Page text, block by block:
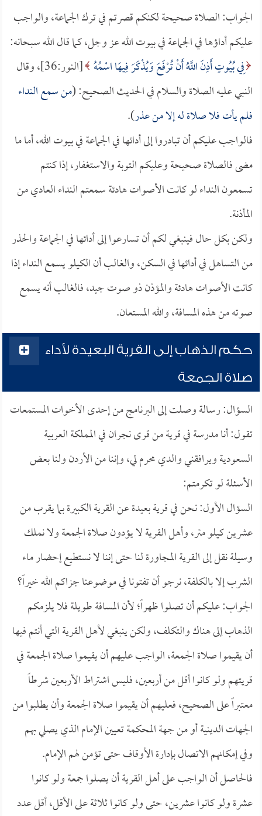
الجواب: الصلاة صحيحة لكنكم قصرتم في ترك الجماعة، والواجب
عليكم أداؤها في الجماعة في بيوت الله عز وجل، كما قال الله سبحانه:
فِي بُيُوتٍ أَذِنَ اللَّهُ أَنْ تُرْفَعَ وَيُذْكَرَ فِيهَا اسْمُهُ
[النور:36]، وقال
النبي عليه الصلاة والسلام في الحديث الصحيح: (من سمع النداء
فلم يأت فلا صلاة له إلا من عذر).
فالواجب عليكم أن تبادروا إلى أدائها في الجماعة في بيوت الله، أما ما
مضى فالصلاة صحيحة وعليكم التوبة والاستغفار، إذا كنتم
تسمعون النداء لو كانت الأصوات هادئة سمعتم النداء العادي من
المأذنة.
ولكن بكل حال فينبغي لكم أن تسارعوا إلى أدائها في الجماعة والحذر
من التساهل في أدائها في السكن، والغالب أن الكيلو يسمع النداء إذا
كانت الأصوات هادئة والمؤذن ذو صوت جيد، فالغالب أنه يسمع
صوته من هذه المسافة، والله المستعان.
حكم الذهاب إلى القرية البعيدة لأداء
صلاة الجمعة
السؤال: رسالة وصلت إلى البرنامج من إحدى الأخوات المستمعات
تقول: أنا مدرسة في قرية من قرى نجران في المملكة العربية
السعودية ويرافقني والدي محرم لي، وإننا من الأردن ولنا بعض
الأسئلة لو تكرمتم:
السؤال الأول: نحن في قرية بعيدة عن القرية الكبيرة بما يقرب من
عشرين كيلو متر، وأهل القرية لا يؤدون صلاة الجمعة ولا نملك
وسيلة نقل إلى القرية المجاورة لنا حتى إننا لا نستطيع إحضار ماء
الشرب إلا بالكلفة، نرجو أن تفتونا في موضوعنا جزاكم الله خيراً؟
الجواب: عليكم أن تصلوا ظهراً؛ لأن المسافة طويلة فلا يلزمكم
الذهاب إلى هناك والتكلف، ولكن ينبغي لأهل القرية التي أنتم فيها
أن يقيموا صلاة الجمعة، الواجب عليهم أن يقيموا صلاة الجمعة في
قريتهم ولو كانوا أقل من أربعين، فليس اشتراط الأربعين شرطاً
معتبراً على الصحيح، فعليهم أن يقيموا صلاة الجمعة وأن يطلبوا من
الجهات الدينية أو من جهة المحكمة تعيين الإمام الذي يصلي بهم
وفي إمكانهم الاتصال بإدارة الأوقاف حتى تؤمن لهم الإمام.
فالحاصل أن الواجب على أهل القرية أن يصلوا جمعة ولو كانوا
عشرة ولو كانوا عشرين، حتى ولو كانوا ثلاثة على الأقل، أقل عدد